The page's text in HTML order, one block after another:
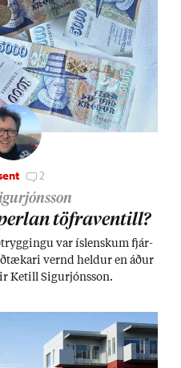
2
töfra­ventill?
var ís­lensk­um fjár­
vernd held­ur en áð­ur
Ketill Sig­ur­jóns­son.